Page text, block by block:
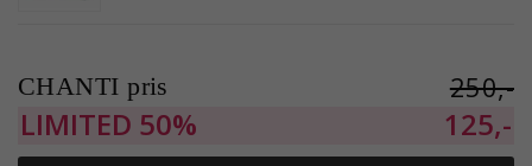
CHANTI pris 250,-
LIMITED 50% 125,-